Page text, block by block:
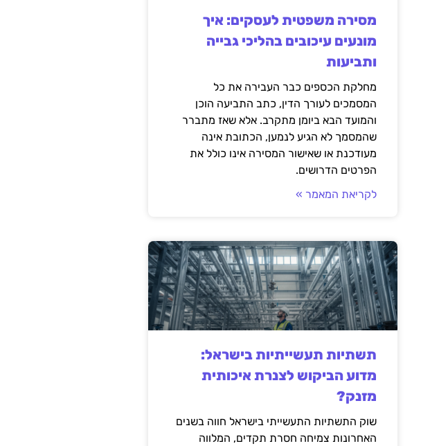
מסירה משפטית לעסקים: איך
מונעים עיכובים בהליכי גבייה
ותביעות
מחלקת הכספים כבר העבירה את כל
המסמכים לעורך הדין, כתב התביעה הוכן
והמועד הבא ביומן מתקרב. אלא שאז מתברר
שהמסמך לא הגיע לנמען, הכתובת אינה
מעודכנת או שאישור המסירה אינו כולל את
הפרטים הדרושים.
לקריאת המאמר »
תשתיות תעשייתיות בישראל:
מדוע הביקוש לצנרת איכותית
מזנק?
שוק התשתיות התעשייתי בישראל חווה בשנים
האחרונות צמיחה חסרת תקדים, המלווה